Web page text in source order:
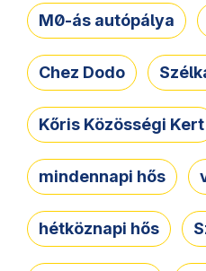
M0-ás autópálya
Chez Dodo
Kőris Közösségi Kert
mindennapi hős
hétköznapi hős